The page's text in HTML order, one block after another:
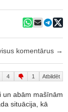
komentārus →
4 1 Atbildēt
un abām mašīnām
situācija, kā